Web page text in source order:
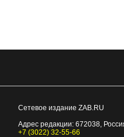
Сетевое издание ZAB.RU
Адрес редакции: 672038,
+7 (3022) 32-55-66